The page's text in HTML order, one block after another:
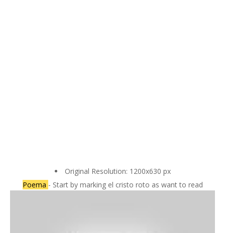
Original Resolution: 1200x630 px
Poema - Start by marking el cristo roto as want to read